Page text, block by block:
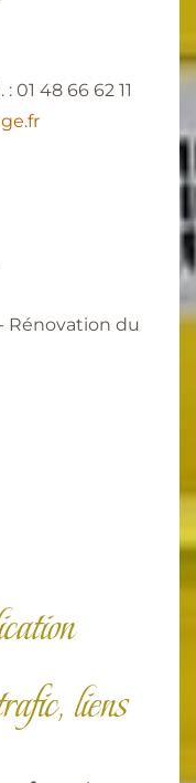
01 48 66 62 11
Rénovation du
liens